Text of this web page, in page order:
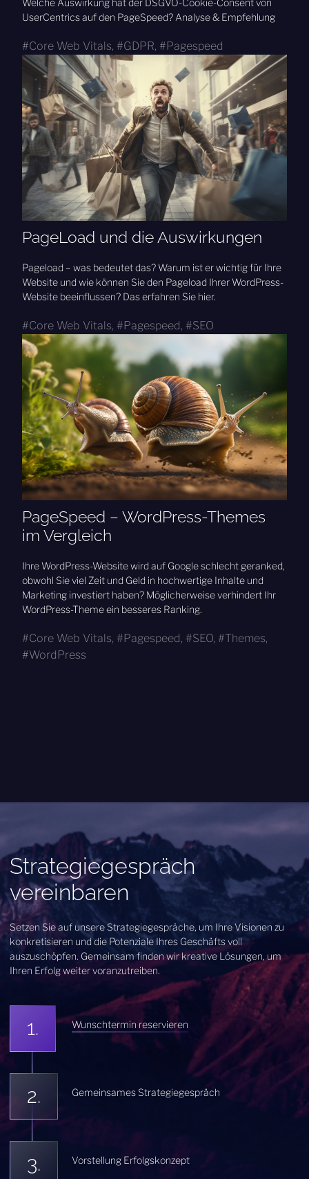
Welche Auswirkung hat der DSGVO-Cookie-Consent von
UserCentrics auf den PageSpeed? Analyse & Empfehlung
Core Web Vitals, GDPR, Pagespeed
PageLoad und die Auswirkungen
Pageload – was bedeutet das? Warum ist er wichtig für Ihre
Website und wie können Sie den Pageload Ihrer WordPress-
Website beeinflussen? Das erfahren Sie hier.
Core Web Vitals, Pagespeed, SEO
PageSpeed – WordPress-Themes
im Vergleich
Ihre WordPress-Website wird auf Google schlecht geranked,
obwohl Sie viel Zeit und Geld in hochwertige Inhalte und
Marketing investiert haben? Möglicherweise verhindert Ihr
WordPress-Theme ein besseres Ranking.
Core Web Vitals, Pagespeed, SEO, Themes,
WordPress
Strategiegespräch
vereinbaren
Setzen Sie auf unsere Strategiegespräche, um Ihre Visionen zu
konkretisieren und die Potenziale Ihres Geschäfts voll
auszuschöpfen. Gemeinsam finden wir kreative Lösungen, um
Ihren Erfolg weiter voranzutreiben.
Wunschtermin reservieren
Gemeinsames Strategiegespräch
Vorstellung Erfolgskonzept